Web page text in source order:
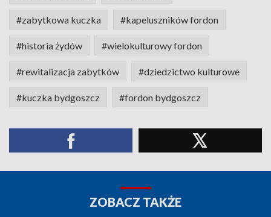
#zabytkowa kuczka #kapeluszników fordon
#historia żydów #wielokulturowy fordon
#rewitalizacja zabytków #dziedzictwo kulturowe
#kuczka bydgoszcz #fordon bydgoszcz
ZOBACZ TAKŻE